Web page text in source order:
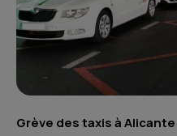
Grève des taxis à